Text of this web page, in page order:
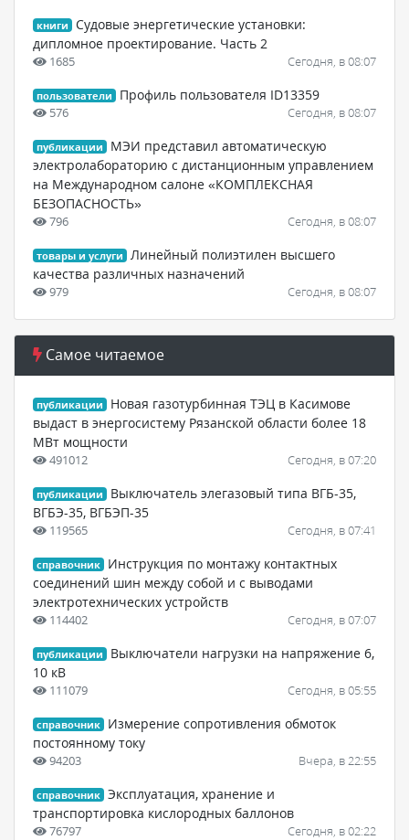
книги
Судовые энергетические установки:
дипломное проектирование. Часть 2
1685 Сегодня, в 08:07
пользователи Профиль пользователя ID13359
576 Сегодня, в 08:07
публикации
МЭИ представил автоматическую
электролабораторию с дистанционным управлением
на Международном салоне «КОМПЛЕКСНАЯ
БЕЗОПАСНОСТЬ»
796 Сегодня, в 08:07
товары и услуги
Линейный полиэтилен высшего
качества различных назначений
979 Сегодня, в 08:07
Самое читаемое
публикации
Новая газотурбинная ТЭЦ в Касимове
выдаст в энергосистему Рязанской области более 18
МВт мощности
491012 Сегодня, в 07:20
публикации
Выключатель элегазовый типа ВГБ-35,
ВГБЭ-35, ВГБЭП-35
119565 Сегодня, в 07:41
справочник
Инструкция по монтажу контактных
соединений шин между собой и с выводами
электротехнических устройств
114402 Сегодня, в 07:07
публикации
Выключатели нагрузки на напряжение 6,
10 кВ
111079 Сегодня, в 05:55
справочник
Измерение сопротивления обмоток
постоянному току
94203 Вчера, в 22:55
справочник Эксплуатация, хранение и
транспортировка кислородных баллонов
76797 Сегодня, в 02:22